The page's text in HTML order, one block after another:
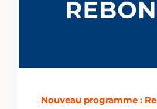
Nouveau programme :